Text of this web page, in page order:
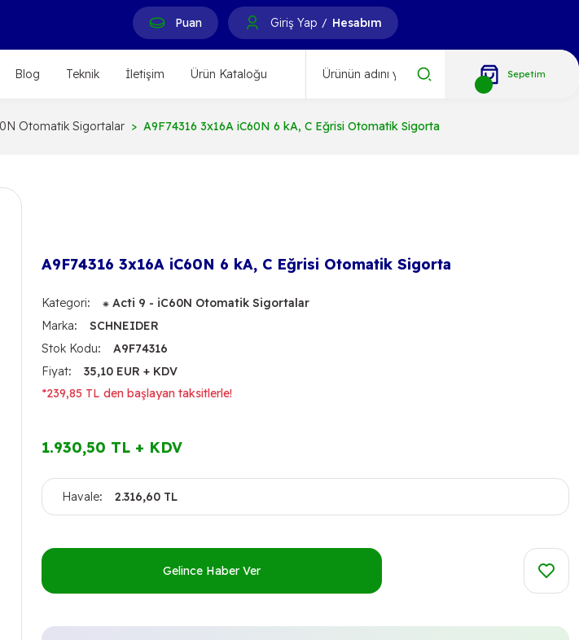
Puan Giriş Yap / Hesabım
Blog Teknik İletişim Ürün Kataloğu Sepetim
Otomatik Sigortalar A9F74316 3x16A iC60N 6 kA, C Eğrisi Otomatik Sigorta
A9F74316 3x16A iC60N 6 kA, C Eğrisi Otomatik Sigorta
Kategori
⁕ Acti 9 - iC60N Otomatik Sigortalar
Marka
SCHNEIDER
Stok Kodu
A9F74316
Fiyat
35,10 EUR + KDV
*239,85 TL den başlayan taksitlerle!
1.930,50 TL + KDV
Havale 2.316,60 TL
Gelince Haber Ver